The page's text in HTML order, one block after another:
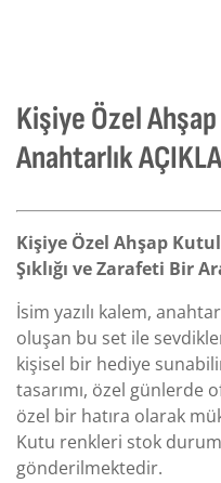
Kişiye Özel
Anahtarlık
Kişiye Özel Ahşap
Şıklığı ve Zarafeti Bir
İsim yazılı kalem,
oluşan bu set ile
kişisel bir hediye
tasarımı, özel günlerde
özel bir hatıra olarak
Kutu renkleri stok
gönderilmektedir.